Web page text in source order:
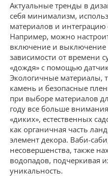
Актуальные тренды в
себя минимализм,
материалов и интеграцию
Например, можно
включение и выключение
зависимости от времени
«дождя» с помощью
Экологичные материалы,
камень и безопасные
при выборе материалов
году все больше
«диких», естественных
как органичная часть
элемент декора. Ваби-
несовершенства, также
водопадов, подчеркивая
уникальность.